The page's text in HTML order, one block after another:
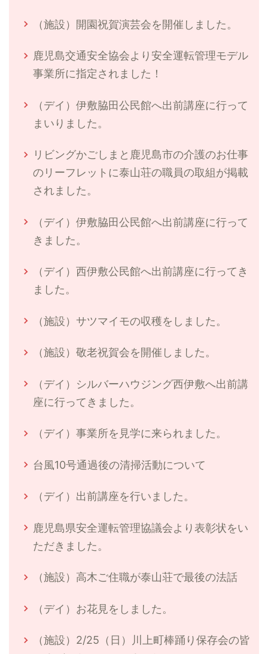
（施設）開園祝賀演芸会を開催しました。
鹿児島交通安全協会より安全運転管理モデル
事業所に指定されました！
（デイ）伊敷脇田公民館へ出前講座に行って
まいりました。
リビングかごしまと鹿児島市の介護のお仕事
のリーフレットに泰山荘の職員の取組が掲載
されました。
（デイ）伊敷脇田公民館へ出前講座に行って
きました。
（デイ）西伊敷公民館へ出前講座に行ってき
ました。
（施設）サツマイモの収穫をしました。
（施設）敬老祝賀会を開催しました。
（デイ）シルバーハウジング西伊敷へ出前講
座に行ってきました。
（デイ）事業所を見学に来られました。
台風10号通過後の清掃活動について
（デイ）出前講座を行いました。
鹿児島県安全運転管理協議会より表彰状をい
ただきました。
（施設）高木ご住職が泰山荘で最後の法話
（デイ）お花見をしました。
（施設）2/25（日）川上町棒踊り保存会の皆